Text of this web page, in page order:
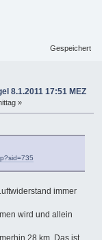
Gespeichert
8.1.2011 17:51 MEZ
»
immer
wird und allein
28 km. Das ist